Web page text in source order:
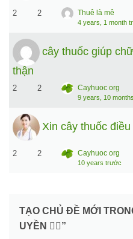
2 2 Thuê là mê
4 years, 1 month
cây thuốc giúp
thận
2 2 Cayhuoc org
9 years, 10
Xin cây thuốc
2 2 Cayhuoc org
10 years trước
TẠO CHỦ ĐỀ MỚI
UYỀN 👨‍⚕️”